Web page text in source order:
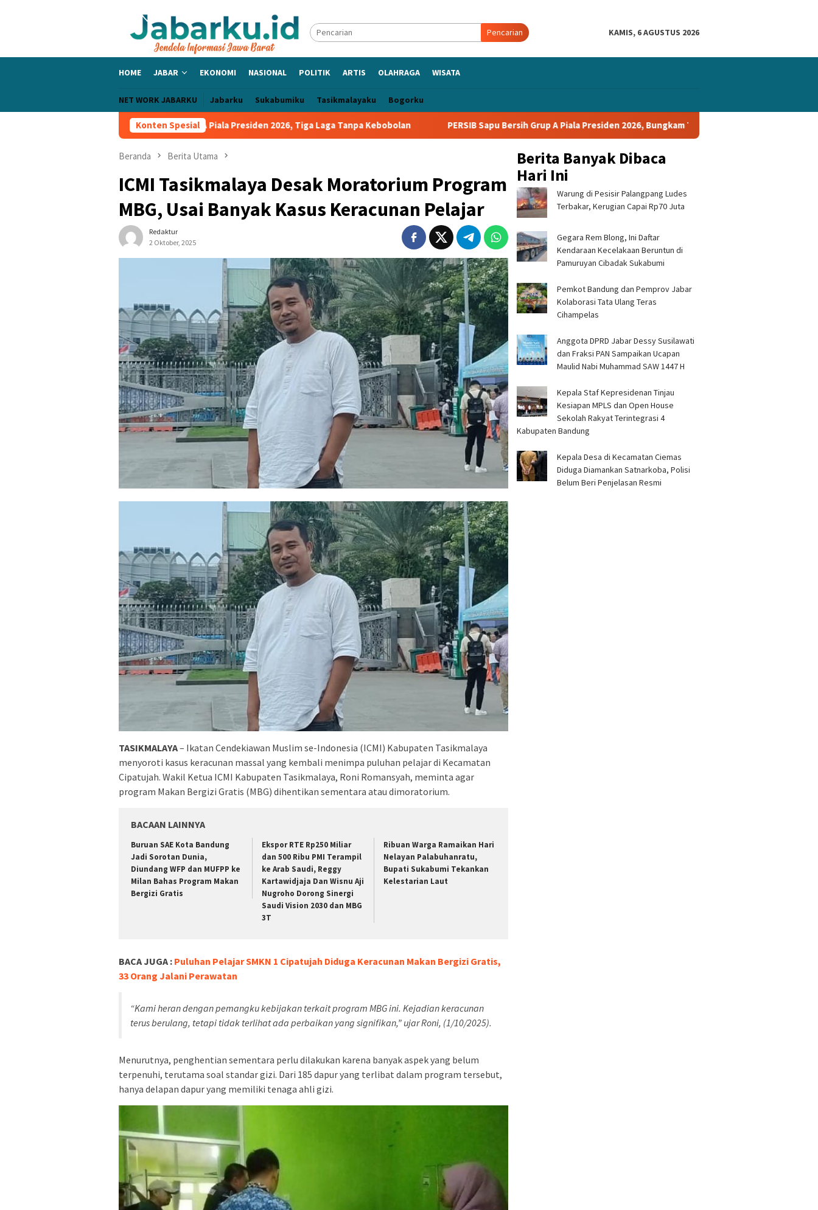
Pencarian KAMIS, 6 AGUSTUS 2026
HOME JABAR EKONOMI NASIONAL POLITIK ARTIS OLAHRAGA WISATA
NET WORK JABARKU Jabarku Sukabumiku Tasikmalayaku Bogorku
Konten Spesial
Sapu Bersih Grup A Piala Presiden 2026, Tiga Laga Tanpa Kebobolan PERSIB Sapu Bersih Grup A Piala Presiden 2026, Bungkam Tampines Rovers 1-0 dan Lolos ke Semifinal
Beranda Berita Utama
ICMI Tasikmalaya Desak Moratorium Program
MBG, Usai Banyak Kasus Keracunan Pelajar
Redaktur
2 Oktober, 2025
TASIKMALAYA– Ikatan Cendekiawan Muslim se-Indonesia (ICMI) Kabupaten Tasikmalaya
menyoroti kasus keracunan massal yang kembali menimpa puluhan pelajar di Kecamatan
Cipatujah. Wakil Ketua ICMI Kabupaten Tasikmalaya, Roni Romansyah, meminta agar
program Makan Bergizi Gratis (MBG) dihentikan sementara atau dimoratorium.
BACAAN LAINNYA
Buruan SAE Kota Bandung
Jadi Sorotan Dunia,
Diundang WFP dan MUFPP ke
Milan Bahas Program Makan
Bergizi Gratis
Ekspor RTE Rp250 Miliar
dan 500 Ribu PMI Terampil
ke Arab Saudi, Reggy
Kartawidjaja Dan Wisnu Aji
Nugroho Dorong Sinergi
Saudi Vision 2030 dan MBG
3T
Ribuan Warga Ramaikan Hari
Nelayan Palabuhanratu,
Bupati Sukabumi Tekankan
Kelestarian Laut
BACA JUGA : Puluhan Pelajar SMKN 1 Cipatujah Diduga Keracunan Makan Bergizi Gratis,
33 Orang Jalani Perawatan
“Kami heran dengan pemangku kebijakan terkait program MBG ini. Kejadian keracunan
terus berulang, tetapi tidak terlihat ada perbaikan yang signifikan,” ujar Roni, (1/10/2025).
Menurutnya, penghentian sementara perlu dilakukan karena banyak aspek yang belum
terpenuhi, terutama soal standar gizi. Dari 185 dapur yang terlibat dalam program tersebut,
hanya delapan dapur yang memiliki tenaga ahli gizi.
Berita Banyak Dibaca
Hari Ini
Warung di Pesisir Palangpang Ludes
Terbakar, Kerugian Capai Rp70 Juta
Gegara Rem Blong, Ini Daftar
Kendaraan Kecelakaan Beruntun di
Pamuruyan Cibadak Sukabumi
Pemkot Bandung dan Pemprov Jabar
Kolaborasi Tata Ulang Teras
Cihampelas
Anggota DPRD Jabar Dessy Susilawati
dan Fraksi PAN Sampaikan Ucapan
Maulid Nabi Muhammad SAW 1447 H
Kepala Staf Kepresidenan Tinjau
Kesiapan MPLS dan Open House
Sekolah Rakyat Terintegrasi 4
Kabupaten Bandung
Kepala Desa di Kecamatan Ciemas
Diduga Diamankan Satnarkoba, Polisi
Belum Beri Penjelasan Resmi